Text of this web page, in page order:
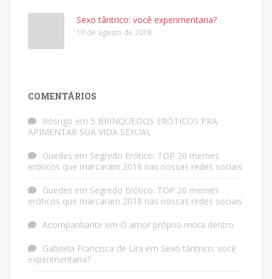
Sexo tântrico: você experimentaria?
10 de agosto de 2018
COMENTÁRIOS
Rosrigo em 5 BRINQUEDOS ERÓTICOS PRA
APIMENTAR SUA VIDA SEXUAL
Guedes em Segredo Erótico: TOP 20 memes
eróticos que marcaram 2018 nas nossas redes sociais
Guedes em Segredo Erótico: TOP 20 memes
eróticos que marcaram 2018 nas nossas redes sociais
Acompanhante em O amor próprio mora dentro
Gabriela Francisca de Lira em Sexo tântrico: você
experimentaria?